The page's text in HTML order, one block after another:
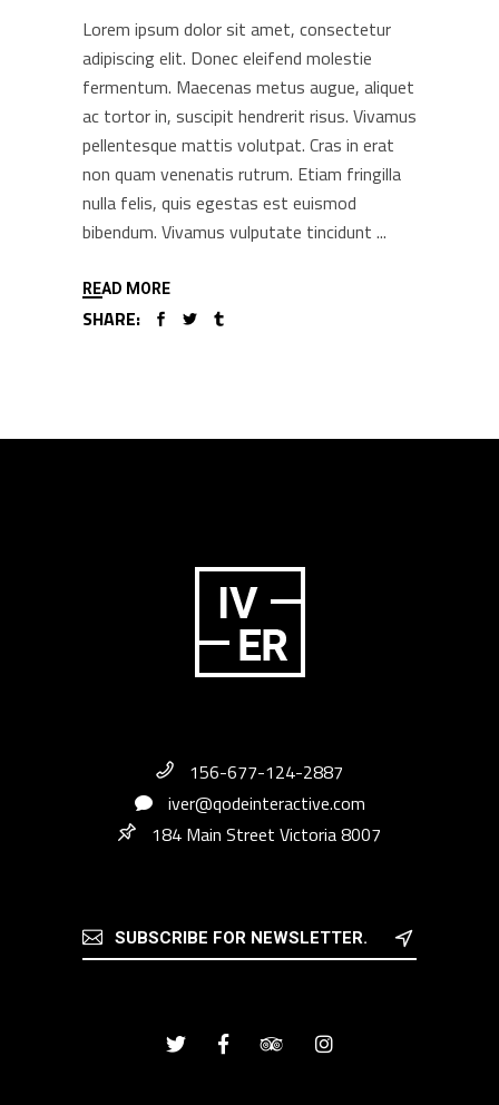
Lorem ipsum dolor sit amet, consectetur
adipiscing elit. Donec eleifend molestie
fermentum. Maecenas metus augue, aliquet
ac tortor in, suscipit hendrerit risus. Vivamus
pellentesque mattis volutpat. Cras in erat
non quam venenatis rutrum. Etiam fringilla
nulla felis, quis egestas est euismod
bibendum. Vivamus vulputate tincidunt
READ MORE
SHARE:
156-677-124-2887
iver@qodeinteractive.com
184 Main Street Victoria 8007